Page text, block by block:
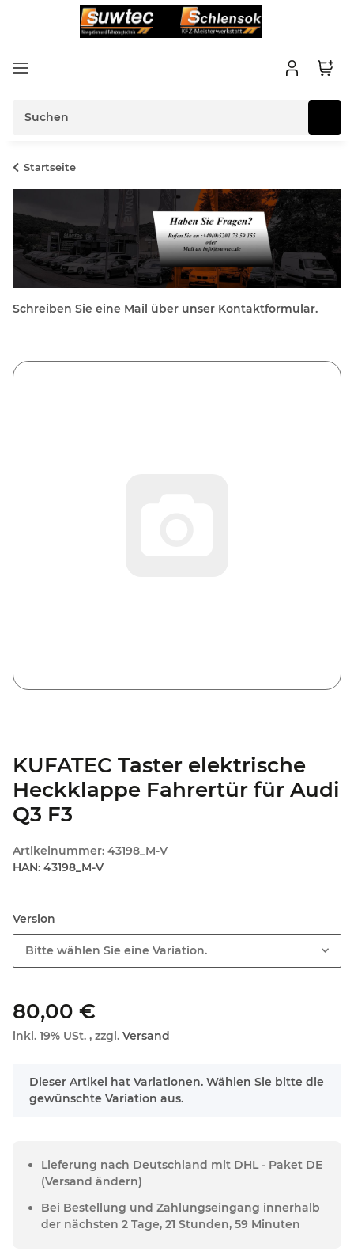
Startseite
Schreiben Sie eine Mail über unser Kontaktformular.
KUFATEC Taster elektrische
Heckklappe Fahrertür für Audi
Q3 F3
Artikelnummer: 43198_M-V
HAN: 43198_M-V
Version
Bitte wählen Sie eine Variation.
80,00 €
inkl. 19% USt. , zzgl. Versand
x
Dieser Artikel hat Variationen. Wählen Sie bitte die
gewünschte Variation aus.
Lieferung nach Deutschland mit DHL - Paket DE
(Versand ändern)
Bei Bestellung und Zahlungseingang innerhalb
der nächsten 2 Tage, 21 Stunden, 59 Minuten